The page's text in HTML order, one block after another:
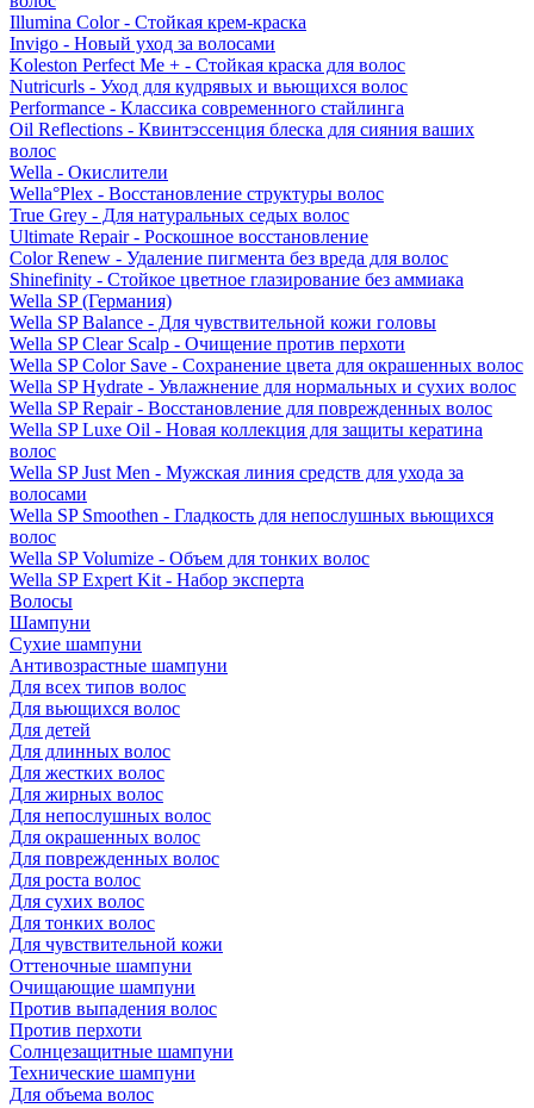
Illumina Color - Стойкая крем-краска
Invigo - Новый уход за волосами
Koleston Perfect Me + - Стойкая краска для волос
Nutricurls - Уход для кудрявых и вьющихся волос
Performance - Классика современного стайлинга
Oil Reflections - Квинтэссенция блеска для сияния ваших
волос
Wella - Окислители
Wella°Plex - Восстановление структуры волос
True Grey - Для натуральных седых волос
Ultimate Repair - Роскошное восстановление
Color Renew - Удаление пигмента без вреда для волос
Shinefinity - Стойкое цветное глазирование без аммиака
Wella SP (Германия)
Wella SP Balance - Для чувствительной кожи головы
Wella SP Clear Scalp - Очищение против перхоти
Wella SP Color Save - Сохранение цвета для окрашенных волос
Wella SP Hydrate - Увлажнение для нормальных и сухих волос
Wella SP Repair - Восстановление для поврежденных волос
Wella SP Luxe Oil - Новая коллекция для защиты кератина
волос
Wella SP Just Men - Мужская линия средств для ухода за
волосами
Wella SP Smoothen - Гладкость для непослушных вьющихся
волос
Wella SP Volumize - Объем для тонких волос
Wella SP Expert Kit - Набор эксперта
Волосы
Шампуни
Сухие шампуни
Антивозрастные шампуни
Для всех типов волос
Для вьющихся волос
Для детей
Для длинных волос
Для жестких волос
Для жирных волос
Для непослушных волос
Для окрашенных волос
Для поврежденных волос
Для роста волос
Для сухих волос
Для тонких волос
Для чувствительной кожи
Оттеночные шампуни
Очищающие шампуни
Против выпадения волос
Против перхоти
Солнцезащитные шампуни
Технические шампуни
Для объема волос